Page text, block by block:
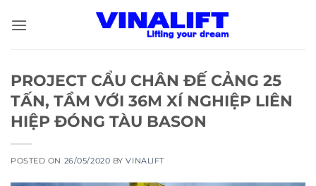
PROJECT CẨU CHÂN ĐẾ CẢNG 25
TẤN, TẦM VỚI 36M XÍ NGHIỆP LIÊN
HIỆP ĐÓNG TÀU BASON
POSTED ON 26/05/2020 BYVINALIFT